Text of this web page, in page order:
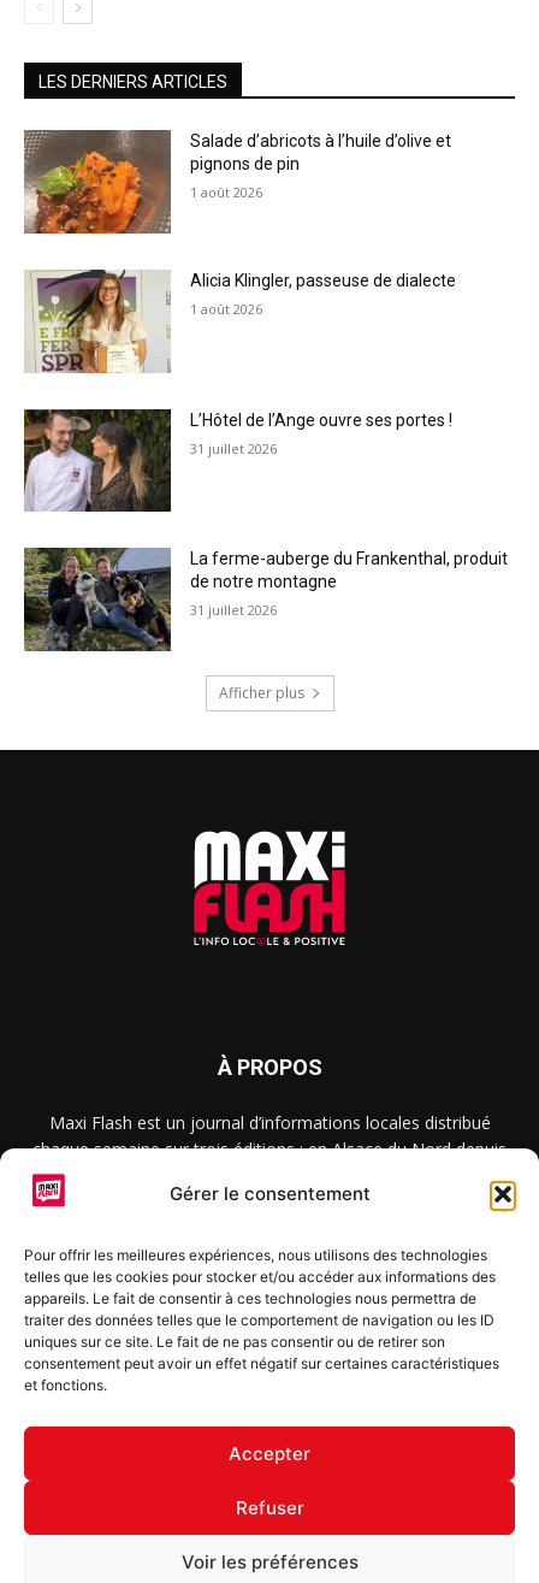
Gérer le consentement
Pour offrir les meilleures expériences, nous utilisons des technologies
telles que les cookies pour stocker et/ou accéder aux informations des
appareils. Le fait de consentir à ces technologies nous permettra de
traiter des données telles que le comportement de navigation ou les ID
uniques sur ce site. Le fait de ne pas consentir ou de retirer son
consentement peut avoir un effet négatif sur certaines caractéristiques
et fonctions.
Accepter
Refuser
Voir les préférences
LES DERNIERS ARTICLES
Salade d’abricots à l’huile d’olive et
pignons de pin
1 août 2026
Alicia Klingler, passeuse de dialecte
1 août 2026
L’Hôtel de l’Ange ouvre ses portes !
31 juillet 2026
La ferme-auberge du Frankenthal, produit
de notre montagne
31 juillet 2026
Afficher plus
À PROPOS
Maxi Flash est un journal d’informations locales distribué
chaque semaine sur trois éditions : en Alsace du Nord depuis
2015, dans les secteurs d’Obernai-Molsheim-Erstein depuis
2022, et à Colmar, Vignoble et Plaine depuis 2023.
SUIVEZ-NOUS
S'inscrire à la newsletter
© Copyright © 2022 Maxi Flash